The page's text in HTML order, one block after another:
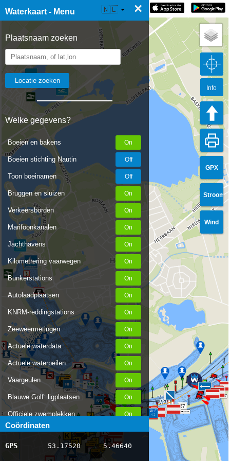
Waterkaart - Menu ×
Plaatsnaam zoeken
Welke gegevens?
Boeien en bakens
Boeien stichting Nautin
Toon boeinamen
Bruggen en sluizen
Verkeersborden
Marifoonkanalen
Jachthavens
Kilometrering vaarwegen
Bunkerstations
Autolaadplaatsen
KNRM-reddingstations
Zeeweermetingen
Actuele waterdata
Actuele waterpeilen
Vaargeulen
Blauwe Golf: ligplaatsen
Officiele zwemplekken
Stremmingen/hinder
AIS scheepsposities
Coördinaten
GPS 53.17520 5.46640
☰ Waterkaart Live 🇳🇱
GPX
Stroom
Wind
67
Info